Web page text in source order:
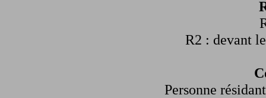
R2 : devant
Personne